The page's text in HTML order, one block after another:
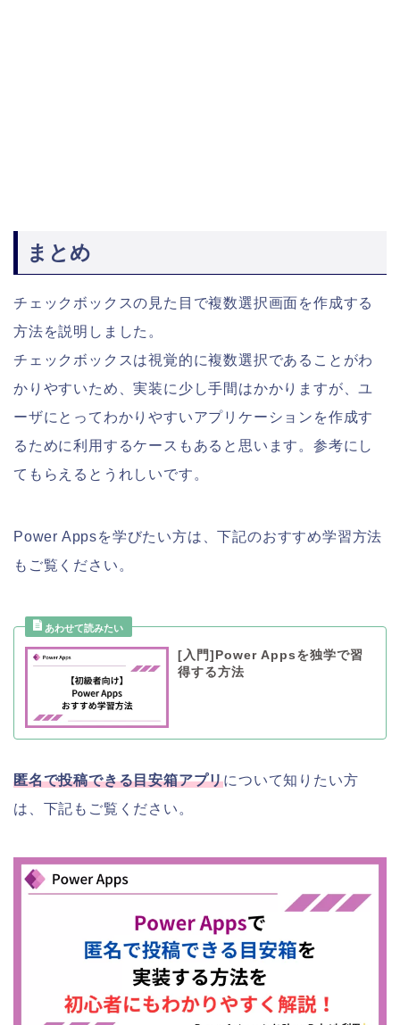
まとめ
チェックボックスの見た目で複数選択画面を作成する
方法を説明しました。
チェックボックスは視覚的に複数選択であることがわ
かりやすいため、実装に少し手間はかかりますが、ユ
ーザにとってわかりやすいアプリケーションを作成す
るために利用するケースもあると思います。参考にし
てもらえるとうれしいです。
Power Appsを学びたい方は、下記のおすすめ学習方法
もご覧ください。
[入門]Power Appsを独学で習
得する方法
匿名で投稿できる目安箱アプリについて知りたい方
は、下記もご覧ください。